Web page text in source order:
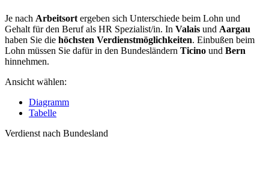
Je nach Arbeitsort ergeben sich Unterschiede beim Lohn und
Gehalt für den Beruf als HR Spezialist/in. In Valais und Aargau
haben Sie die höchsten Verdienstmöglichkeiten. Einbußen beim
Lohn müssen Sie dafür in den Bundesländern Ticino und Bern
hinnehmen.
Ansicht wählen:
Diagramm
Tabelle
Verdienst nach Bundesland